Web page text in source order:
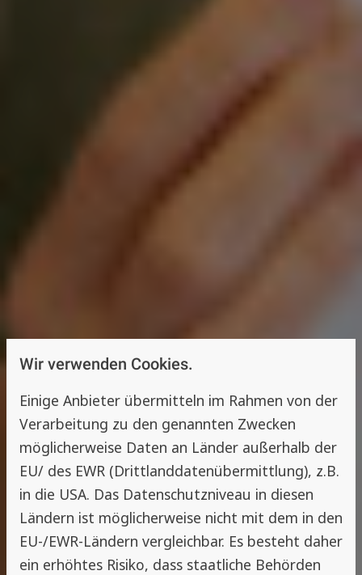
Wir verwenden Cookies.
Einige Anbieter übermitteln im Rahmen von der
Verarbeitung zu den genannten Zwecken
möglicherweise Daten an Länder außerhalb der
EU/ des EWR (Drittlanddatenübermittlung), z.B.
in die USA. Das Datenschutzniveau in diesen
Ländern ist möglicherweise nicht mit dem in den
EU-/EWR-Ländern vergleichbar. Es besteht daher
ein erhöhtes Risiko, dass staatliche Behörden